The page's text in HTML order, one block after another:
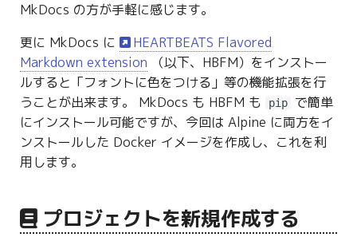
MkDocs の方が手軽に感じます。
更に MkDocs に
HEARTBEATS Flavored
Markdown extension （以下、HBFM）をインストー
ルすると「フォントに色をつける」等の機能拡張を行
うことが出来ます。 MkDocs も HBFM も
pip
で簡単
にインストール可能ですが、今回は Alpine に両方をイ
ンストールした Docker イメージを作成し、これを利
用します。
プロジェクトを新規作成する